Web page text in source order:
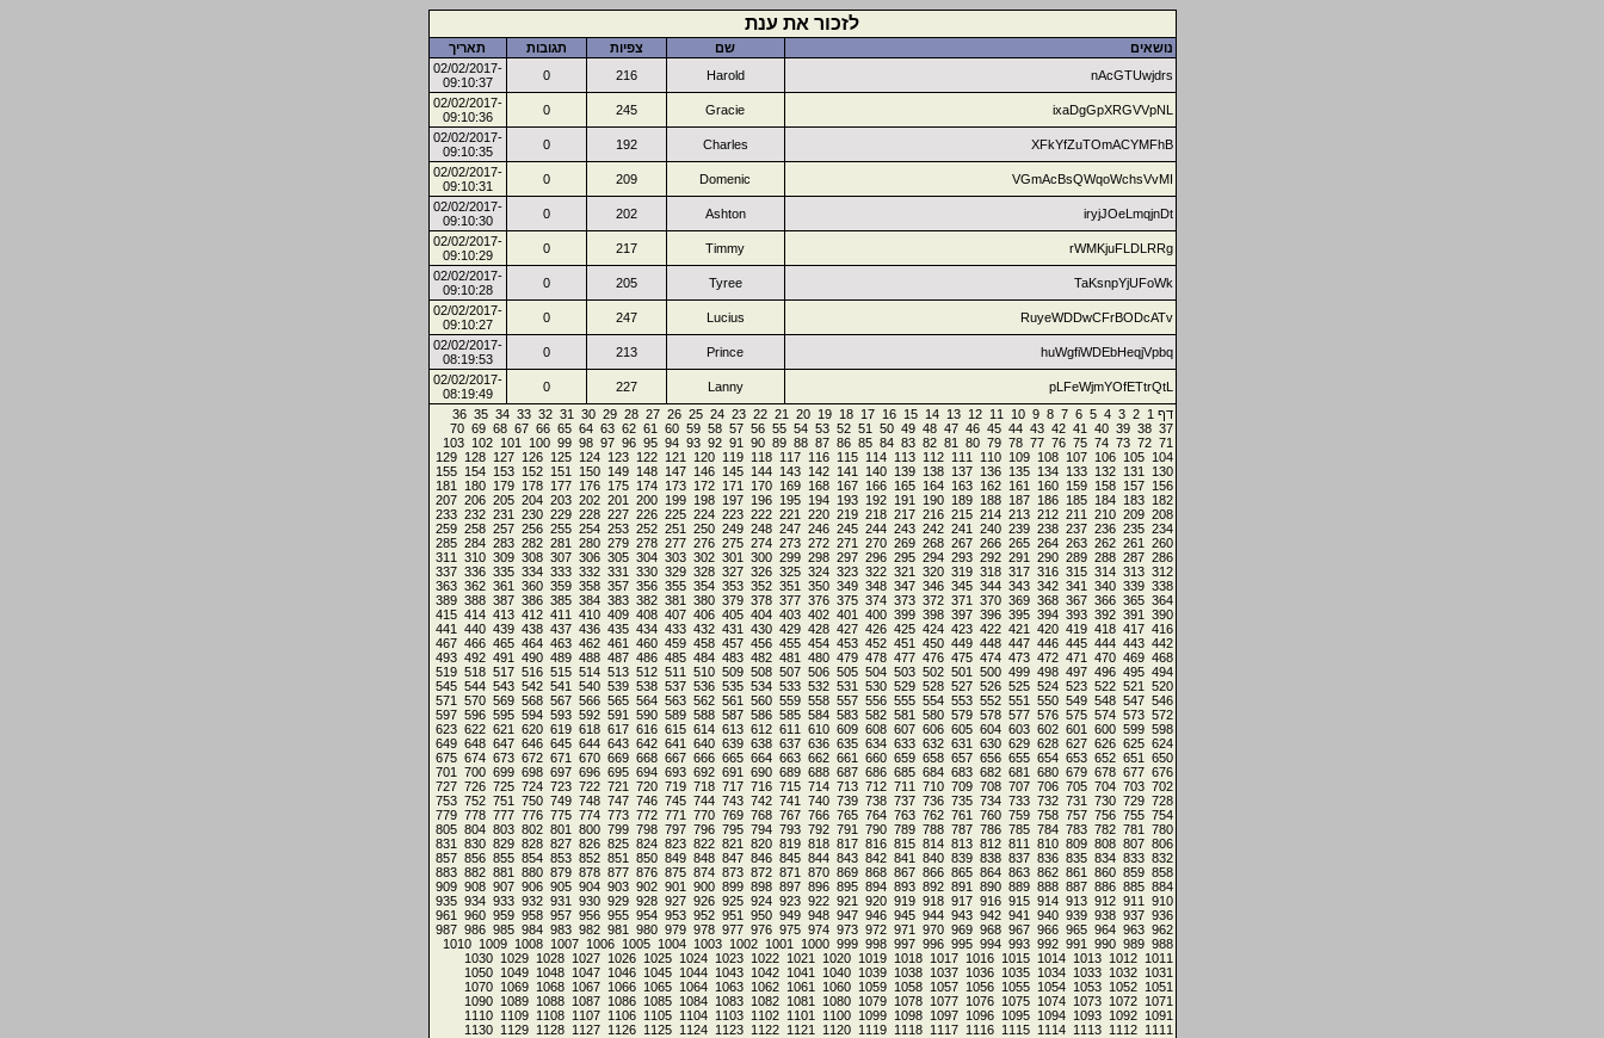
לזכור את ענת
נושאים שם צפיות תגובות
תאריך
nAcGTUwjdrs
Harold
216
0
02/02/2017-
09:10:37
ixaDgGpXRGVVpNL
Gracie
245
0
02/02/2017-
09:10:36
XFkYfZuTOmACYMFhB
Charles
192
0
02/02/2017-
09:10:35
VGmAcBsQWqoWchsVvMI
Domenic
209
0
02/02/2017-
09:10:31
iryjJOeLmqjnDt
Ashton
202
0
02/02/2017-
09:10:30
rWMKjuFLDLRRg
Timmy
217
0
02/02/2017-
09:10:29
TaKsnpYjUFoWk
Tyree
205
0
02/02/2017-
09:10:28
RuyeWDDwCFrBODcATv
Lucius
247
0
02/02/2017-
09:10:27
huWgfiWDEbHeqjVpbq
Prince
213
0
02/02/2017-
08:19:53
pLFeWjmYOfETtrQtL
Lanny
227
0
02/02/2017-
08:19:49
דף 1
2
3
4
5
6
7
8
9
10
11
12
13
14
15
16
17
18
19
20
21
22
23
24
25
26
27
28
29
30
31
32
33
34
35
36
37
38
39
40
41
42
43
44
45
46
47
48
49
50
51
52
53
54
55
56
57
58
59
60
61
62
63
64
65
66
67
68
69
70
71
72
73
74
75
76
77
78
79
80
81
82
83
84
85
86
87
88
89
90
91
92
93
94
95
96
97
98
99
100
101
102
103
104
105
106
107
108
109
110
111
112
113
114
115
116
117
118
119
120
121
122
123
124
125
126
127
128
129
130
131
132
133
134
135
136
137
138
139
140
141
142
143
144
145
146
147
148
149
150
151
152
153
154
155
156
157
158
159
160
161
162
163
164
165
166
167
168
169
170
171
172
173
174
175
176
177
178
179
180
181
182
183
184
185
186
187
188
189
190
191
192
193
194
195
196
197
198
199
200
201
202
203
204
205
206
207
208
209
210
211
212
213
214
215
216
217
218
219
220
221
222
223
224
225
226
227
228
229
230
231
232
233
234
235
236
237
238
239
240
241
242
243
244
245
246
247
248
249
250
251
252
253
254
255
256
257
258
259
260
261
262
263
264
265
266
267
268
269
270
271
272
273
274
275
276
277
278
279
280
281
282
283
284
285
286
287
288
289
290
291
292
293
294
295
296
297
298
299
300
301
302
303
304
305
306
307
308
309
310
311
312
313
314
315
316
317
318
319
320
321
322
323
324
325
326
327
328
329
330
331
332
333
334
335
336
337
338
339
340
341
342
343
344
345
346
347
348
349
350
351
352
353
354
355
356
357
358
359
360
361
362
363
364
365
366
367
368
369
370
371
372
373
374
375
376
377
378
379
380
381
382
383
384
385
386
387
388
389
390
391
392
393
394
395
396
397
398
399
400
401
402
403
404
405
406
407
408
409
410
411
412
413
414
415
416
417
418
419
420
421
422
423
424
425
426
427
428
429
430
431
432
433
434
435
436
437
438
439
440
441
442
443
444
445
446
447
448
449
450
451
452
453
454
455
456
457
458
459
460
461
462
463
464
465
466
467
468
469
470
471
472
473
474
475
476
477
478
479
480
481
482
483
484
485
486
487
488
489
490
491
492
493
494
495
496
497
498
499
500
501
502
503
504
505
506
507
508
509
510
511
512
513
514
515
516
517
518
519
520
521
522
523
524
525
526
527
528
529
530
531
532
533
534
535
536
537
538
539
540
541
542
543
544
545
546
547
548
549
550
551
552
553
554
555
556
557
558
559
560
561
562
563
564
565
566
567
568
569
570
571
572
573
574
575
576
577
578
579
580
581
582
583
584
585
586
587
588
589
590
591
592
593
594
595
596
597
598
599
600
601
602
603
604
605
606
607
608
609
610
611
612
613
614
615
616
617
618
619
620
621
622
623
624
625
626
627
628
629
630
631
632
633
634
635
636
637
638
639
640
641
642
643
644
645
646
647
648
649
650
651
652
653
654
655
656
657
658
659
660
661
662
663
664
665
666
667
668
669
670
671
672
673
674
675
676
677
678
679
680
681
682
683
684
685
686
687
688
689
690
691
692
693
694
695
696
697
698
699
700
701
702
703
704
705
706
707
708
709
710
711
712
713
714
715
716
717
718
719
720
721
722
723
724
725
726
727
728
729
730
731
732
733
734
735
736
737
738
739
740
741
742
743
744
745
746
747
748
749
750
751
752
753
754
755
756
757
758
759
760
761
762
763
764
765
766
767
768
769
770
771
772
773
774
775
776
777
778
779
780
781
782
783
784
785
786
787
788
789
790
791
792
793
794
795
796
797
798
799
800
801
802
803
804
805
806
807
808
809
810
811
812
813
814
815
816
817
818
819
820
821
822
823
824
825
826
827
828
829
830
831
832
833
834
835
836
837
838
839
840
841
842
843
844
845
846
847
848
849
850
851
852
853
854
855
856
857
858
859
860
861
862
863
864
865
866
867
868
869
870
871
872
873
874
875
876
877
878
879
880
881
882
883
884
885
886
887
888
889
890
891
892
893
894
895
896
897
898
899
900
901
902
903
904
905
906
907
908
909
910
911
912
913
914
915
916
917
918
919
920
921
922
923
924
925
926
927
928
929
930
931
932
933
934
935
936
937
938
939
940
941
942
943
944
945
946
947
948
949
950
951
952
953
954
955
956
957
958
959
960
961
962
963
964
965
966
967
968
969
970
971
972
973
974
975
976
977
978
979
980
981
982
983
984
985
986
987
988
989
990
991
992
993
994
995
996
997
998
999
1000
1001
1002
1003
1004
1005
1006
1007
1008
1009
1010
1011
1012
1013
1014
1015
1016
1017
1018
1019
1020
1021
1022
1023
1024
1025
1026
1027
1028
1029
1030
1031
1032
1033
1034
1035
1036
1037
1038
1039
1040
1041
1042
1043
1044
1045
1046
1047
1048
1049
1050
1051
1052
1053
1054
1055
1056
1057
1058
1059
1060
1061
1062
1063
1064
1065
1066
1067
1068
1069
1070
1071
1072
1073
1074
1075
1076
1077
1078
1079
1080
1081
1082
1083
1084
1085
1086
1087
1088
1089
1090
1091
1092
1093
1094
1095
1096
1097
1098
1099
1100
1101
1102
1103
1104
1105
1106
1107
1108
1109
1110
1111
1112
1113
1114
1115
1116
1117
1118
1119
1120
1121
1122
1123
1124
1125
1126
1127
1128
1129
1130